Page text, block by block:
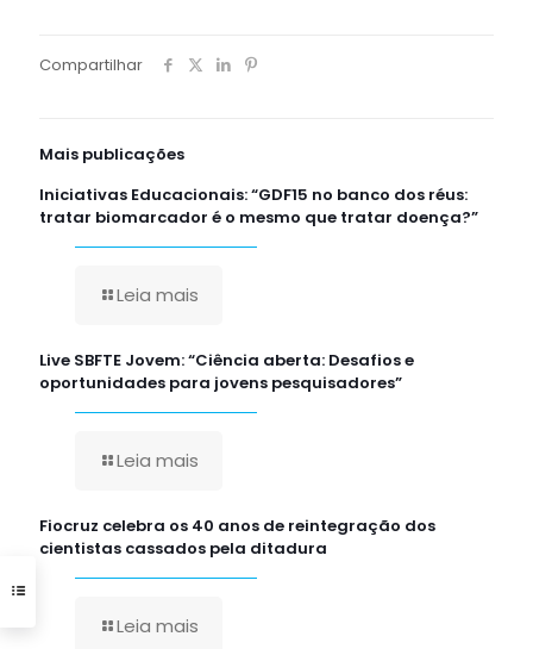
Compartilhar
Mais publicações
Iniciativas Educacionais: “GDF15 no banco dos réus:
tratar biomarcador é o mesmo que tratar doença?”
Leia mais
Live SBFTE Jovem: “Ciência aberta: Desafios e
oportunidades para jovens pesquisadores”
Leia mais
Fiocruz celebra os 40 anos de reintegração dos
cientistas cassados pela ditadura
Leia mais